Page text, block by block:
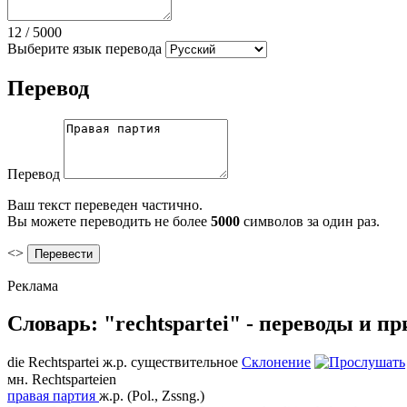
12 / 5000
Выберите язык перевода
Перевод
Перевод
Ваш текст переведен частично.
Вы можете переводить не более 5000 символов за один раз.
<>
Реклама
Словарь: "rechtspartei" - переводы и
die Rechtspartei ж.р. существительное Склонение
мн. Rechtsparteien
правая партия ж.р. (Pol., Zssng.)